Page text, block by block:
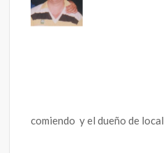
comiendo y el dueño de local